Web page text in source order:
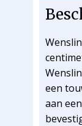
een
aan